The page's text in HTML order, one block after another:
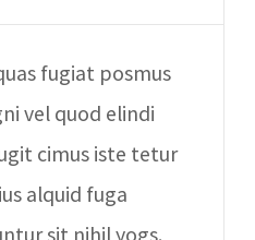
fugiat posmus
vel quod elindi
cimus iste tetur
alquid fuga
sit nihil yogs.